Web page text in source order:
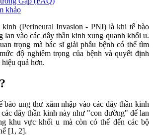
khảo
kinh (Perineural Invasion - PNI) là khi tế bào
lan vào các dây thần kinh xung quanh khối u.
trọng mà bác sĩ giải phẫu bệnh có thể tìm
độ nghiêm trọng của bệnh và quyết định
quả hơn.
bào ung thư xâm nhập vào các dây thần kinh
dây thần kinh này như "con đường" để lan
khu vực khối u mà còn có thể đến các bộ
[1, 2].